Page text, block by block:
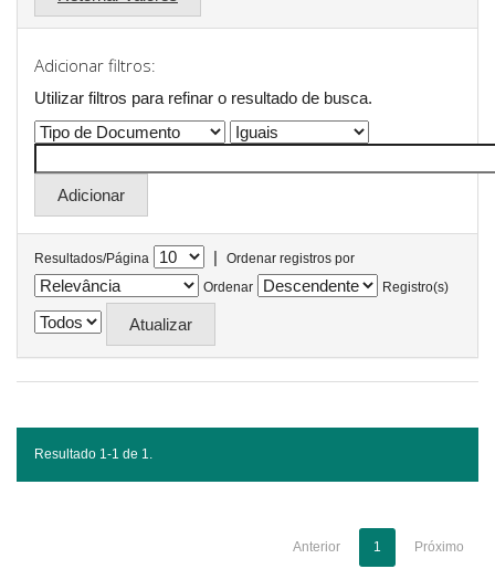
Adicionar filtros:
Utilizar filtros para refinar o resultado de busca.
Resultados/Página |
Ordenar registros por
Ordenar
Registro(s)
Resultado 1-1 de 1.
Anterior 1 Próximo